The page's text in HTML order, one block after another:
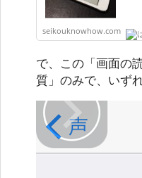
seikouknowhow.com
で、この「画面の
質」のみで、いず